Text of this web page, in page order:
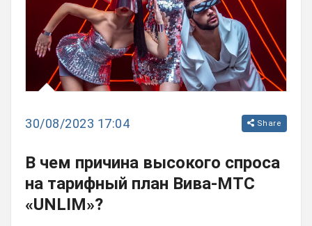
30/08/2023 17:04 Share
В чем причина высокого спроса
на тарифный план Вива-МТС
«UNLIM»?